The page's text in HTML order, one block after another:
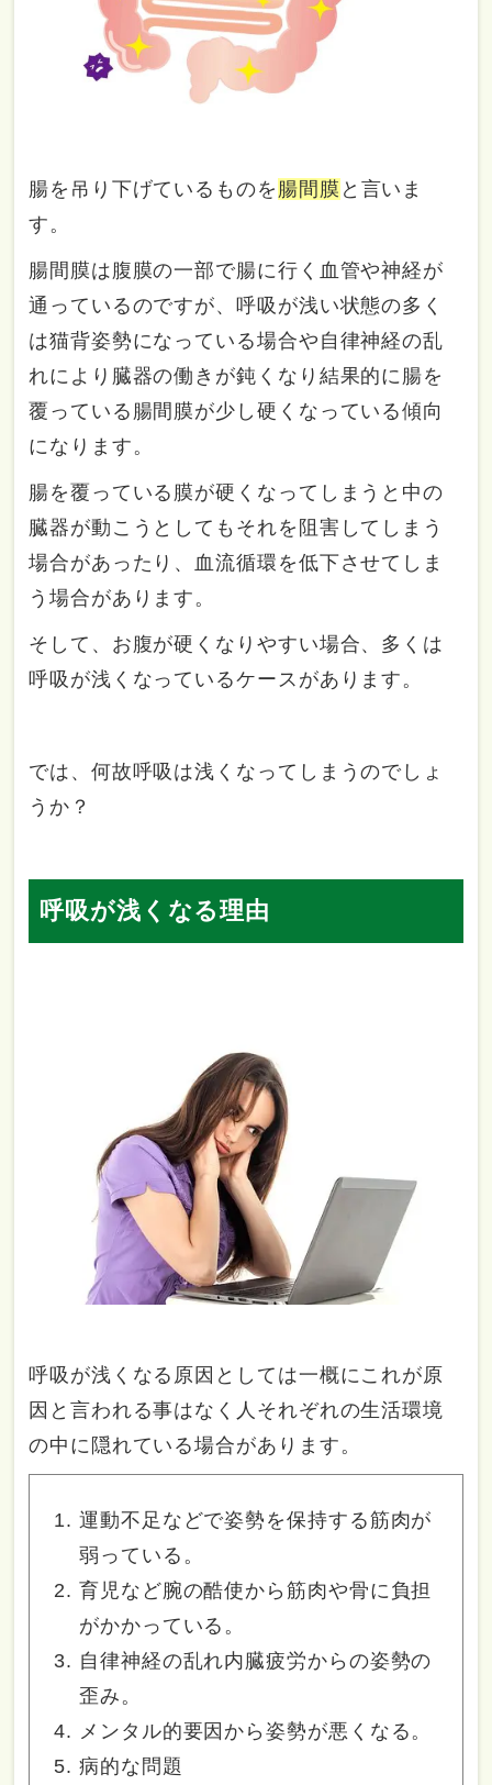
腸を吊り下げているものを 腸間膜 と言いま
す。
腸間膜は腹膜の一部で腸に行く血管や神経が
通っているのですが、呼吸が浅い状態の多く
は猫背姿勢になっている場合や自律神経の乱
れにより臓器の働きが鈍くなり結果的に腸を
覆っている腸間膜が少し硬くなっている傾向
になります。
腸を覆っている膜が硬くなってしまうと中の
臓器が動こうとしてもそれを阻害してしまう
場合があったり、血流循環を低下させてしま
う場合があります。
そして、お腹が硬くなりやすい場合、多くは
呼吸が浅くなっているケースがあります。
では、何故呼吸は浅くなってしまうのでしょ
うか？
呼吸が浅くなる理由
呼吸が浅くなる原因としては一概にこれが原
因と言われる事はなく人それぞれの生活環境
の中に隠れている場合があります。
運動不足などで姿勢を保持する筋肉が
弱っている。
育児など腕の酷使から筋肉や骨に負担
がかかっている。
自律神経の乱れ内臓疲労からの姿勢の
歪み。
メンタル的要因から姿勢が悪くなる。
病的な問題